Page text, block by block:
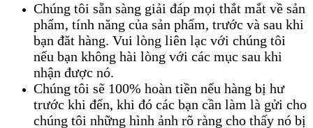
Chúng tôi sẵn sàng giải đáp mọi thắt mắt về sản
phẩm, tính năng của sản phẩm, trước và sau khi
bạn đăt hàng. Vui lòng liên lạc với chúng tôi
nếu bạn không hài lòng với các mục sau khi
nhận được nó.
Chúng tôi sẽ 100% hoàn tiền nếu hàng bị hư
trước khi đến, khi đó các bạn cần làm là gửi cho
chúng tôi những hình ảnh rõ ràng cho thấy nó bị